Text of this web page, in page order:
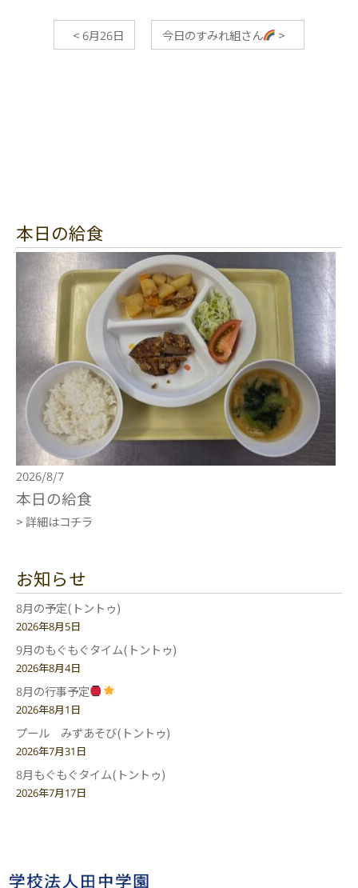
<6月26日 今日のすみれ組さん >
本日の給食
2026/8/7
本日の給食
> 詳細はコチラ
お知らせ
8月の予定(トントゥ)
2026年8月5日
9月のもぐもぐタイム(トントゥ)
2026年8月4日
8月の行事予定
2026年8月1日
プール みずあそび(トントゥ)
2026年7月31日
8月もぐもぐタイム(トントゥ)
2026年7月17日